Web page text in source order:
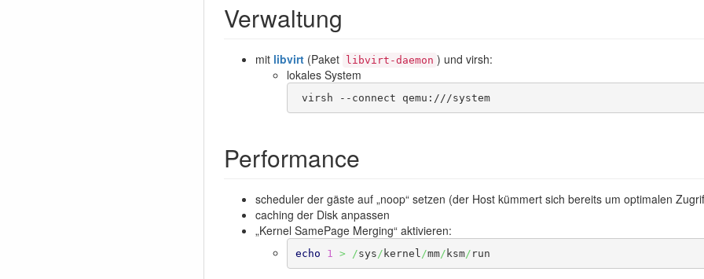
Verwaltung
mit libvirt (Paket libvirt-daemon ) und virsh:
lokales System
virsh --connect qemu:///system
Performance
scheduler der gäste auf „noop“ setzen (der Host kümmert sich bereits um optimalen
caching der Disk anpassen
„Kernel SamePage Merging“ aktivieren:
echo 1 > /sys / kernel /mm/ ksm/ run